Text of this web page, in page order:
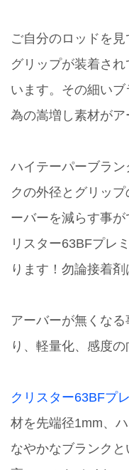
ご自分のロッドを
グリップが装着さ
います。その細い
為の嵩増し素材がア
ハイテーパーブラ
クの外径とグリッ
ーバーを減らす事
リスター63BFプレ
ります！勿論接着剤
アーバーが無くな
り、軽量化、感度
クリスター63BFプ
材を先端径1mm、
なやかなブランク